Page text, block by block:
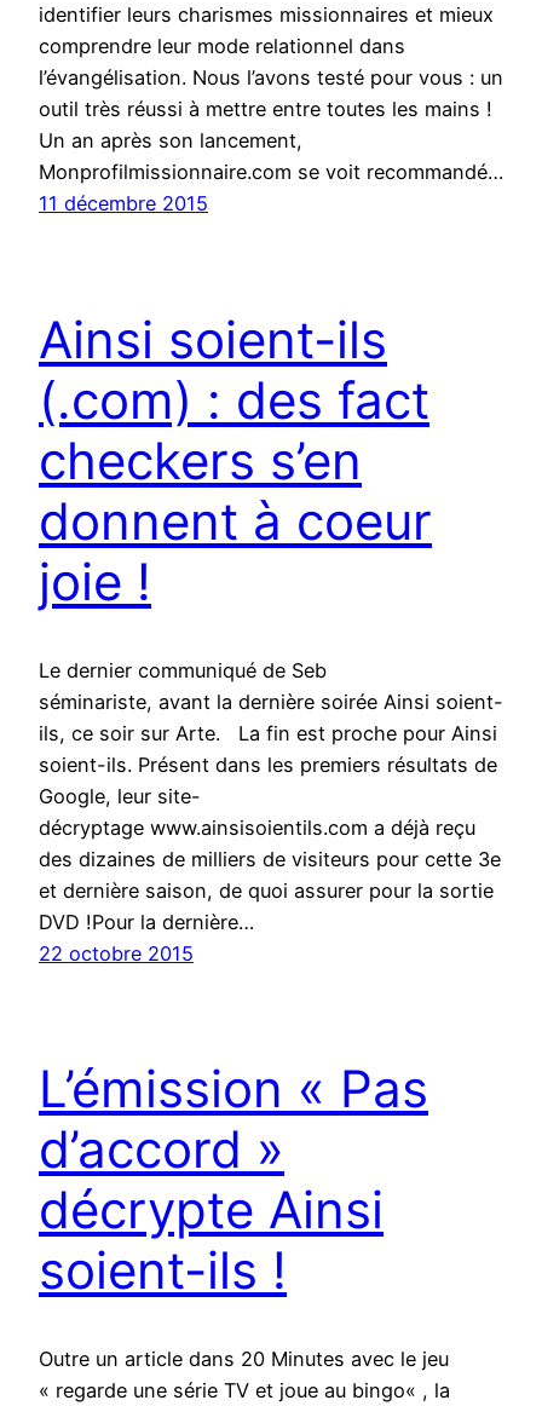
identifier leurs charismes missionnaires et mieux
comprendre leur mode relationnel dans
l’évangélisation. Nous l’avons testé pour vous : un
outil très réussi à mettre entre toutes les mains !
Un an après son lancement,
Monprofilmissionnaire.com se voit recommandé…
11 décembre 2015
Ainsi soient-ils
(.com) : des fact
checkers s’en
donnent à coeur
joie !
Le dernier communiqué de Seb
séminariste, avant la dernière soirée Ainsi soient-
ils, ce soir sur Arte. La fin est proche pour Ainsi
soient-ils. Présent dans les premiers résultats de
Google, leur site-
décryptage www.ainsisoientils.com a déjà reçu
des dizaines de milliers de visiteurs pour cette 3e
et dernière saison, de quoi assurer pour la sortie
DVD !Pour la dernière…
22 octobre 2015
L’émission « Pas
d’accord »
décrypte Ainsi
soient-ils !
Outre un article dans 20 Minutes avec le jeu
« regarde une série TV et joue au bingo« , la